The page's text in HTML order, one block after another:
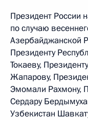
Президент России
по случаю
Азербайджанской
Президенту
Токаеву,
Жапарову,
Эмомали Рахмону,
Сердару
Узбекистан